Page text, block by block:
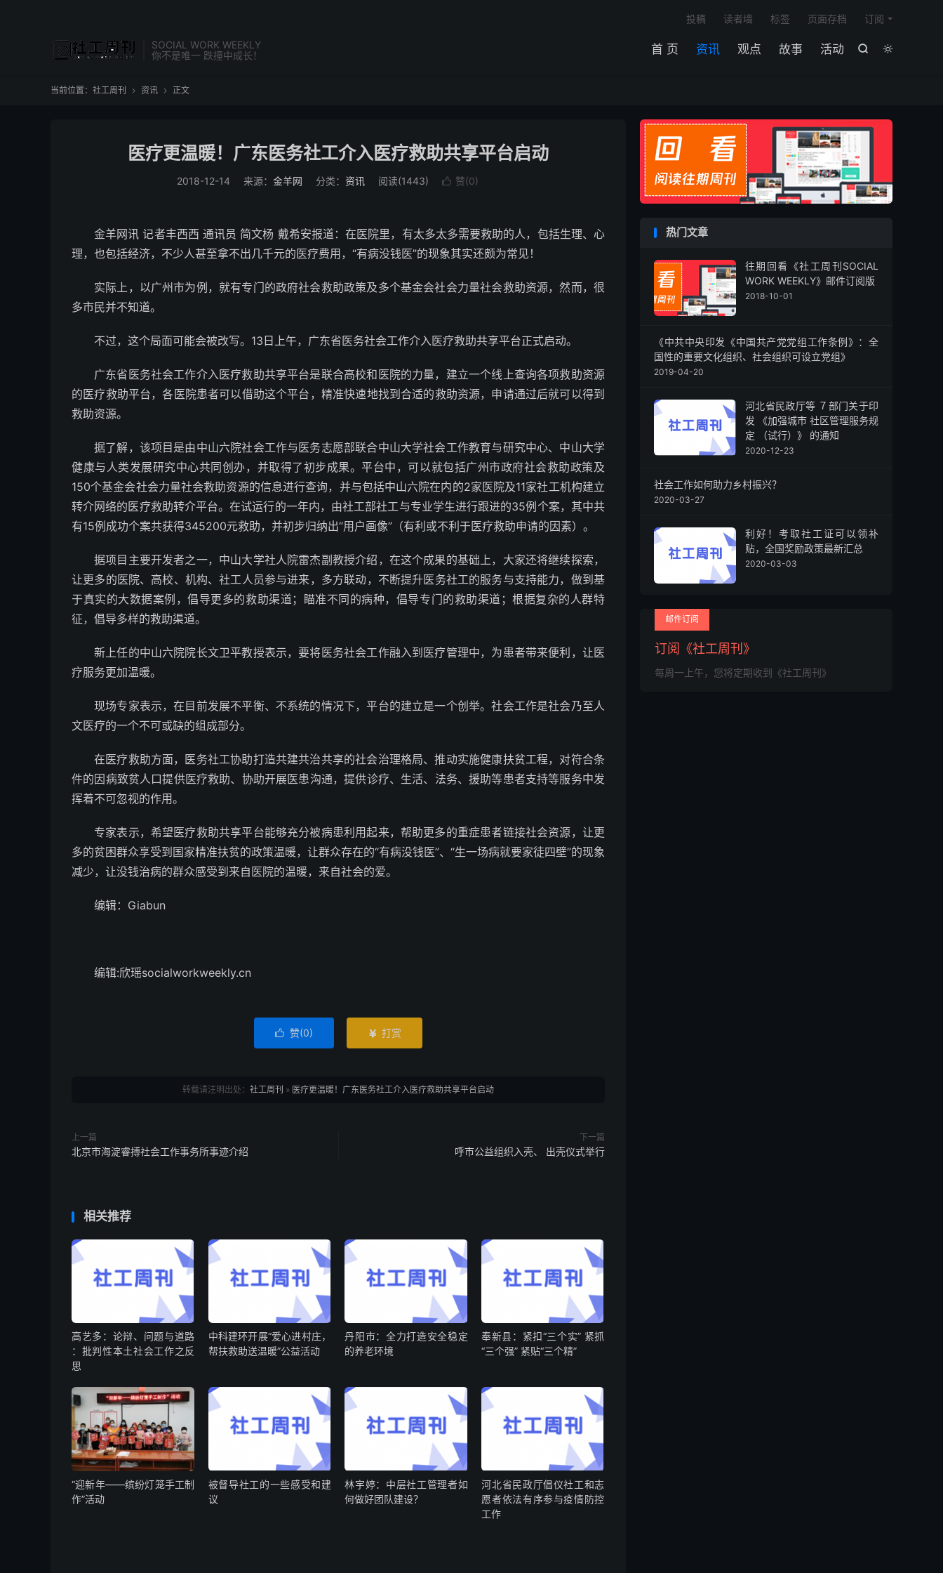
SOCIAL WORK WEEKLY
你不是唯一 跌撞中成长！


首 页 资讯 观点 故事 活动
投稿 读者墙 标签 页面存档 订阅
当前位置： 社工周刊  资讯  正文
医疗更温暖！广东医务社工介入医疗救助共享平台启动
2018-12-14 来源： 金羊网 分类： 资讯 阅读(1443)  赞(0)
金羊网讯 记者丰西西 通讯员 简文杨 戴希安报道：在医院里，有太多太多需要救助的人，包括生理、心
理，也包括经济，不少人甚至拿不出几千元的医疗费用，“有病没钱医”的现象其实还颇为常见！
实际上，以广州市为例，就有专门的政府社会救助政策及多个基金会社会力量社会救助资源，然而，很
多市民并不知道。
不过，这个局面可能会被改写。13日上午，广东省医务社会工作介入医疗救助共享平台正式启动。
广东省医务社会工作介入医疗救助共享平台是联合高校和医院的力量，建立一个线上查询各项救助资源
的医疗救助平台，各医院患者可以借助这个平台，精准快速地找到合适的救助资源，申请通过后就可以得到
救助资源。
据了解，该项目是由中山六院社会工作与医务志愿部联合中山大学社会工作教育与研究中心、中山大学
健康与人类发展研究中心共同创办，并取得了初步成果。平台中，可以就包括广州市政府社会救助政策及
150个基金会社会力量社会救助资源的信息进行查询，并与包括中山六院在内的2家医院及11家社工机构建立
转介网络的医疗救助转介平台。在试运行的一年内，由社工部社工与专业学生进行跟进的35例个案，其中共
有15例成功个案共获得345200元救助，并初步归纳出“用户画像”（有利或不利于医疗救助申请的因素）。
据项目主要开发者之一，中山大学社人院雷杰副教授介绍，在这个成果的基础上，大家还将继续探索，
让更多的医院、高校、机构、社工人员参与进来，多方联动，不断提升医务社工的服务与支持能力，做到基
于真实的大数据案例，倡导更多的救助渠道；瞄准不同的病种，倡导专门的救助渠道；根据复杂的人群特
征，倡导多样的救助渠道。
新上任的中山六院院长文卫平教授表示，要将医务社会工作融入到医疗管理中，为患者带来便利，让医
疗服务更加温暖。
现场专家表示，在目前发展不平衡、不系统的情况下，平台的建立是一个创举。社会工作是社会乃至人
文医疗的一个不可或缺的组成部分。
在医疗救助方面，医务社工协助打造共建共治共享的社会治理格局、推动实施健康扶贫工程，对符合条
件的因病致贫人口提供医疗救助、协助开展医患沟通，提供诊疗、生活、法务、援助等患者支持等服务中发
挥着不可忽视的作用。
专家表示，希望医疗救助共享平台能够充分被病患利用起来，帮助更多的重症患者链接社会资源，让更
多的贫困群众享受到国家精准扶贫的政策温暖，让群众存在的“有病没钱医”、“生一场病就要家徒四壁”的现象
减少，让没钱治病的群众感受到来自医院的温暖，来自社会的爱。
编辑：Giabun
编辑:欣瑶socialworkweekly.cn
 赞(0)  打赏
转载请注明出处： 社工周刊 » 医疗更温暖！广东医务社工介入医疗救助共享平台启动
上一篇
北京市海淀睿搏社会工作事务所事迹介绍
下一篇
呼市公益组织入壳、 出壳仪式举行
相关推荐
高艺多：论辩、问题与道路
：批判性本土社会工作之反
思
中科建环开展“爱心进村庄，
帮扶救助送温暖”公益活动
丹阳市：全力打造安全稳定
的养老环境
奉新县：紧扣“三个实” 紧抓
“三个强” 紧贴“三个精”
“迎新年——缤纷灯笼手工制
作”活动
被督导社工的一些感受和建
议
林宇婷：中层社工管理者如
何做好团队建设？
河北省民政厅倡仪社工和志
愿者依法有序参与疫情防控
工作
热门文章
往期回看《社工周刊SOCIAL
WORK WEEKLY》邮件订阅版
2018-10-01
《中共中央印发《中国共产党党组工作条例》：全
国性的重要文化组织、社会组织可设立党组》
2019-04-20
河北省民政厅等 ７部门关于印
发 《加强城市 社区管理服务规
定 （试行）》 的通知
2020-12-23
社会工作如何助力乡村振兴？
2020-03-27
利好！考取社工证可以领补
贴，全国奖励政策最新汇总
2020-03-03
邮件订阅
订阅《社工周刊》
每周一上午，您将定期收到《社工周刊》